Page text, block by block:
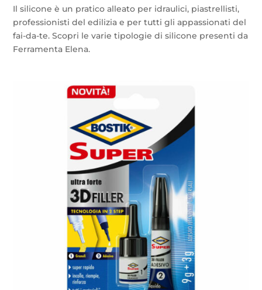
Il silicone è un pratico alleato per idraulici, piastrellisti,
professionisti del edilizia e per tutti gli appassionati del
fai-da-te. Scopri le varie tipologie di silicone presenti da
Ferramenta Elena.